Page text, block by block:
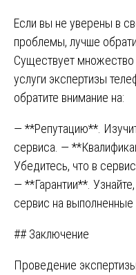
Если вы не уверены в
проблемы, лучше
Существует
услуги экспертизы
обратите внимание на:
— **Репутацию**.
сервиса. —
Убедитесь, что в
— **Гарантии**.
сервис на выполненные
## Заключение
Проведение